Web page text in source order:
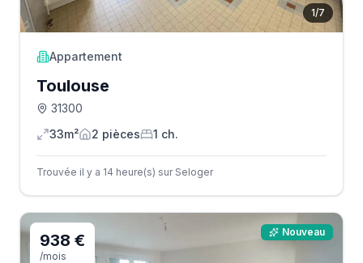
1/7
Appartement
Toulouse
31300
33m²
2 pièces 1 ch.
Trouvée il y a 14 heure(s) sur Seloger
938 €
/mois
Nouveau